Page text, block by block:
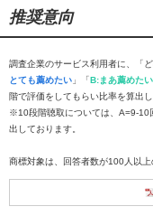
推奨意向
調査企業のサービス利用者に、「
とても薦めたい 」「B:まあ薦めたい
階で評価をしてもらい比率を算出し
※10段階聴取については、A=9-10
出しております。
商標対象は、回答者数が100人以上